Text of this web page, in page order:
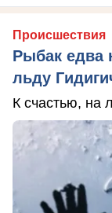
Происшествия
Рыбак едва
льду
К счастью, на